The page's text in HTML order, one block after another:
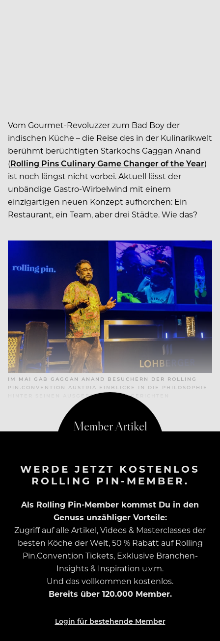
Vom Gourmet-Revoluzzer zum Bad Boy der
indischen Küche – die Reise des in der Kulinarikwelt
berühmt berüchtigten Starkochs Gaggan Anand
(Rolling Pins Culinary Game Changer of the Year)
ist noch längst nicht vorbei. Aktuell lässt der
unbändige Gastro-Wirbelwind mit einem
einzigartigen neuen Konzept aufhorchen: Ein
Restaurant, ein Team, aber drei Städte. Wie das?
IM MAI GAB GAGGAN ANAND BESUCHERN DER ROLLING
PIN.CONVENTION AUSTRIA EINBLICKE IN DIE PHILOSOPHIE
HINTER SEINEN AUSGEFALLENSTEN GERICHTEN
WERDE JETZT KOSTENLOS
ROLLING PIN-MEMBER.
Als Rolling Pin-Member kommst Du in den
Genuss unzähliger Vorteile:
Zugriff auf alle Artikel, Videos & Masterclasses der
besten Köche der Welt, 50 % Rabatt auf Rolling
Pin.Convention Tickets, Exklusive Branchen-
Insights & Inspiration u.v.m.
Und das vollkommen kostenlos.
Bereits über 120.000 Member.
Login für bestehende Member